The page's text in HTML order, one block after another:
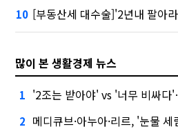
10 [부동산세 대수술]'2년내 팔아
많이 본 생활경제 뉴스
1 '2조는 받아야' vs '너무 비싸
2 메디큐브·아누아·리르, '눈물